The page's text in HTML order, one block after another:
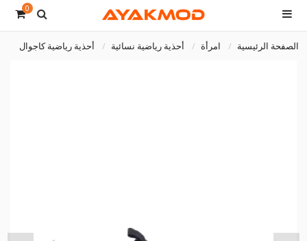
0
الصفحة الرئيسية امرأة أحذية رياضية نسائية أحذية رياضية كاجوال